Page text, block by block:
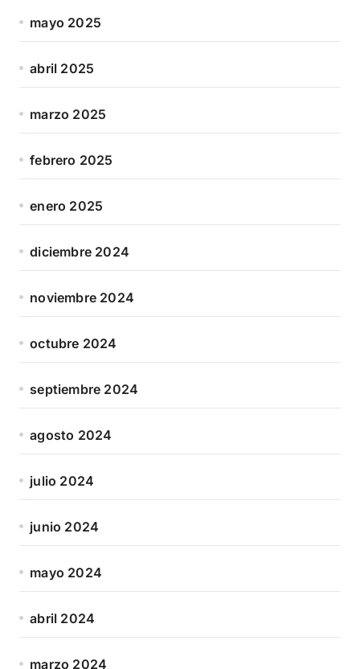
mayo 2025
abril 2025
marzo 2025
febrero 2025
enero 2025
diciembre 2024
noviembre 2024
octubre 2024
septiembre 2024
agosto 2024
julio 2024
junio 2024
mayo 2024
abril 2024
marzo 2024